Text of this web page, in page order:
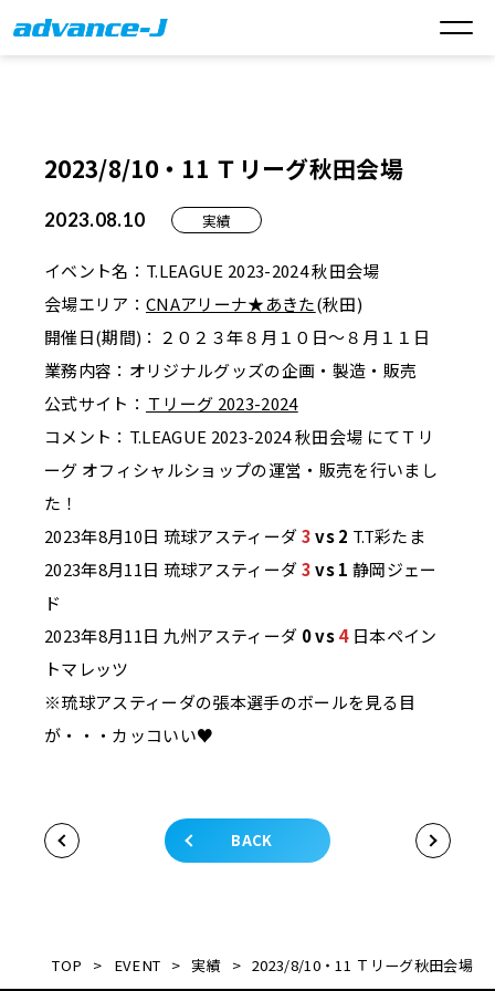
2023/8/10・11 Ｔリーグ秋田会場
2023.08.10 実績
イベント名：T.LEAGUE 2023-2024 秋田会場
会場エリア：CNAアリーナ★あきた(秋田)
開催日(期間)：２０２３年８月１０日～８月１１日
業務内容：オリジナルグッズの企画・製造・販売
公式サイト： Ｔリーグ 2023-2024
コメント：T.LEAGUE 2023-2024 秋田会場 にてＴリ
ーグ オフィシャルショップの運営・販売を行いまし
た！
2023年8月10日 琉球アスティーダ3vs 2 T.T彩たま
2023年8月11日 琉球アスティーダ3vs 1 静岡ジェー
ド
2023年8月11日 九州アスティーダ 0 vs4日本ペイン
トマレッツ
※琉球アスティーダの張本選手のボールを見る目
が・・・カッコいい♥
BACK
TOP > EVENT > 実績 > 2023/8/10・11 Ｔリーグ秋田会場